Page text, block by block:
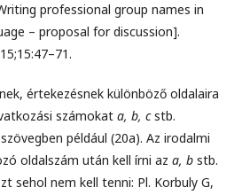
professional group names in
– proposal for discussion].
értekezésnek különböző oldalaira
számokat a, b, cstb.
például (20a). Az irodalmi
oldalszám után kell írni az a, b stb.
sehol nem kell tenni: Pl. Korbuly G,